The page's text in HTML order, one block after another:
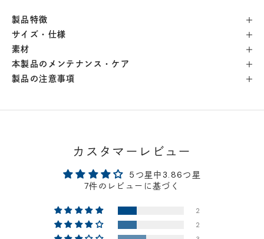
横浜店
軽井澤工房店
- 在庫 - △
- 在庫 -△
- 在庫 -△
製品特徴
サイズ・仕様
素材
本製品のメンテナンス・ケア
製品の注意事項
カスタマーレビュー
5つ星中3.86つ星
7件のレビューに基づく
2
2